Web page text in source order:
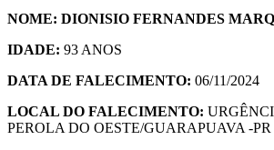
NOME: DIONISIO FERNANDES
IDADE: 93 ANOS
DATA DE FALECIMENTO: 06/11/2024
LOCAL DO FALECIMENTO:
PEROLA DO OESTE/GUARAPUAVA -PR